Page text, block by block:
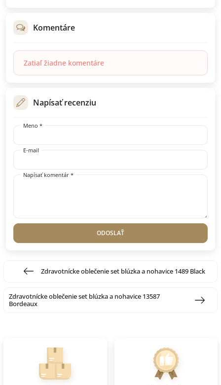
Komentáre
Zatiaľ žiadne komentáre
Napísať recenziu
Meno *
E-mail
Napísať komentár *
ODOSLAŤ
Zdravotnícke oblečenie set blúzka a nohavice 1489 Black
Zdravotnícke oblečenie set blúzka a nohavice 13587
Bordeaux